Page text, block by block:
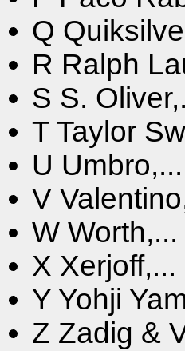
Q
R Ralph
S S.
T Taylor
U
V
W Worth,...
X Xerjoff,...
Y Yohji
Z Zadig &